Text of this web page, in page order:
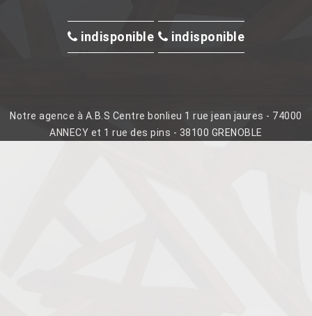
indisponible indisponible
Notre agence à A.B.S Centre bonlieu 1 rue jean jaures - 74000
ANNECY et 1 rue des pins - 38100 GRENOBLE